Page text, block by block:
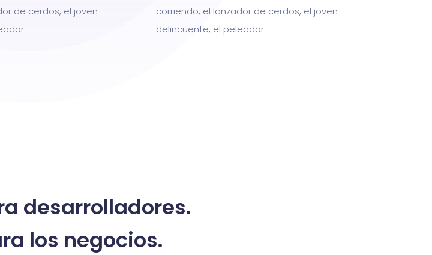
de cerdos, el joven
corriendo, el lanzador de cerdos, el joven
delincuente, el peleador.
desarrolladores.
los negocios.